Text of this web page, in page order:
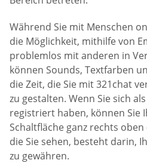
Während Sie mit Menschen
die Möglichkeit, mithilfe von
problemlos mit anderen in
können Sounds, Textfarben
die Zeit, die Sie mit 321chat
zu gestalten. Wenn Sie sich
registriert haben, können Sie
Schaltfläche ganz rechts
die Sie sehen, besteht darin,
zu gewähren.